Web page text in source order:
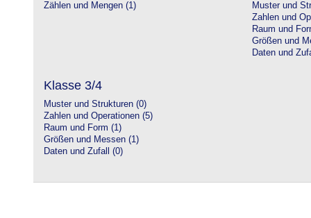
Zählen und Mengen (1)
Muster und
Zahlen und
Raum und
Größen und
Daten und
Klasse 3/4
Muster und Strukturen (0)
Zahlen und Operationen (5)
Raum und Form (1)
Größen und Messen (1)
Daten und Zufall (0)